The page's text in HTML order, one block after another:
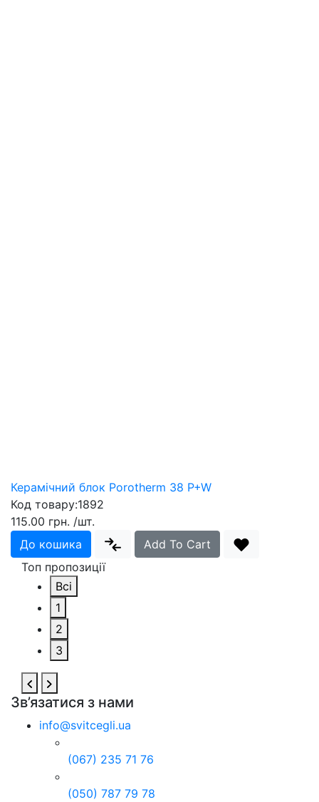
Керамічний блок Porotherm 38 P+W
Код товару:1892
115.00 грн. /шт.
До кошика
Add To Cart
Топ пропозиції
Всі
1
2
3
Зв’язатися з нами
info@svitcegli.ua
(067) 235 71 76
(050) 787 79 78